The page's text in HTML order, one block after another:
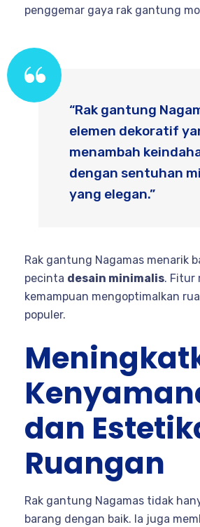
penggemar gaya rak gantung
“Rak gantung
elemen dekoratif
menambah
dengan sentuhan
yang elegan.”
Rak gantung Nagamas menarik
pecinta desain minimalis. Fitur
kemampuan mengoptimalkan
populer.
dan
Ruangan
Rak gantung Nagamas tidak
barang dengan baik. Ia juga